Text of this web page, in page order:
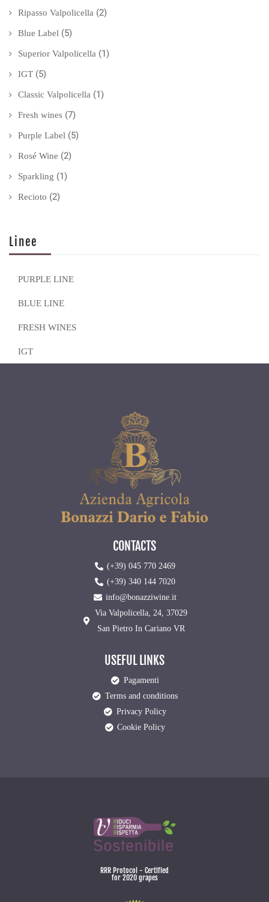
Ripasso Valpolicella (2)
Blue Label (5)
Superior Valpolicella (1)
IGT (5)
Classic Valpolicella (1)
Fresh wines (7)
Purple Label (5)
Rosé Wine (2)
Sparkling (1)
Recioto (2)
Linee
PURPLE LINE
BLUE LINE
FRESH WINES
IGT
CONTACTS
(+39) 045 770 2469
(+39) 340 144 7020
info@bonazziwine.it
Via Valpolicella, 24, 37029
San Pietro In Cariano VR
USEFUL LINKS
Pagamenti
Terms and conditions
Privacy Policy
Cookie Policy
RRR Protocol - Certified
for 2020 grapes